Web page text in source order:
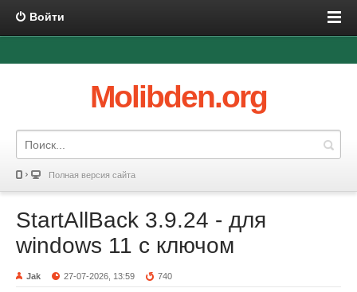
Войти
Molibden.org
Полная версия сайта
StartAllBack 3.9.24 - для
windows 11 с ключом
Jak 27-07-2026, 13:59 740